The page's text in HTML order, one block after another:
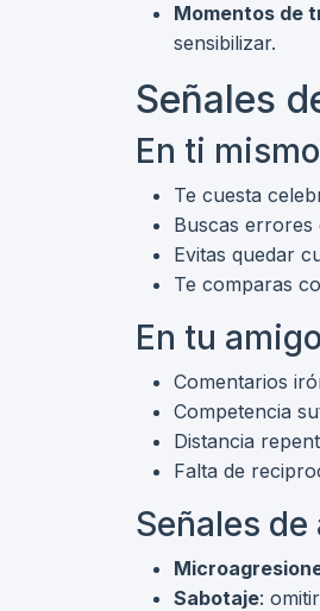
Momentos de
sensibilizar.
Señales
En ti mismo
Te cuesta
Buscas errores
Evitas quedar
Te comparas
En tu amigo
Comentarios
Competencia
Distancia
Falta de
Señales de
Sabotaje: